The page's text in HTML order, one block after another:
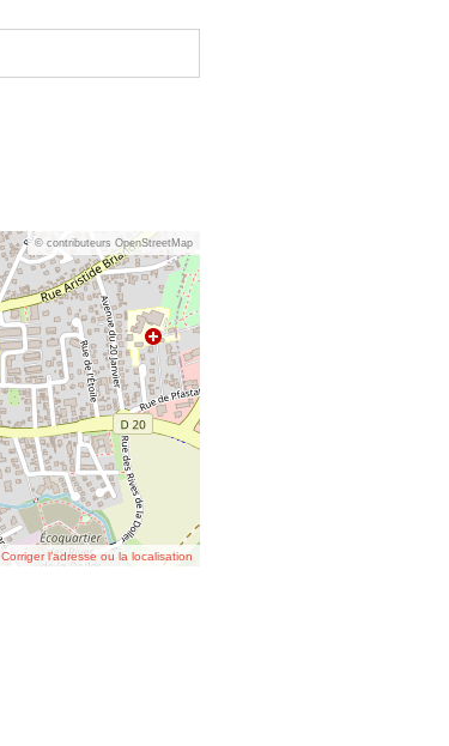
© contributeurs OpenStreetMap
Corriger l’adresse ou la localisation